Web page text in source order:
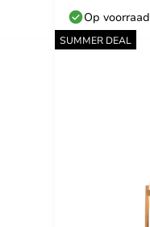
Op voorraad
SUMMER DEAL